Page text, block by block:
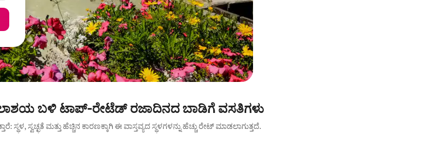
ಬಳಿ ಟಾಪ್-ರೇಟೆಡ್ ರಜಾದಿನದ ಬಾಡಿಗೆ ವಸತಿಗಳು
ಸ್ಥಳ, ಸ್ವಚ್ಛತೆ ಮತ್ತು ಹೆಚ್ಚಿನ ಕಾರಣಕ್ಕಾಗಿ ಈ ವಾಸ್ತವ್ಯದ ಸ್ಥಳಗಳನ್ನು ಹೆಚ್ಚು ರೇಟ್ ಮಾಡಲಾಗುತ್ತದೆ.